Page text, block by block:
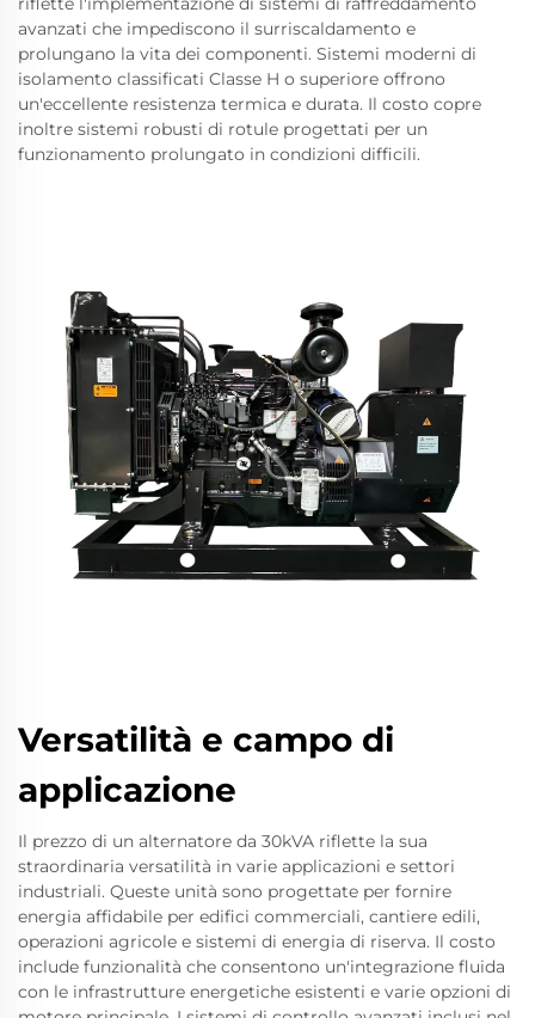
avanzati che impediscono il surriscaldamento e
prolungano la vita dei componenti. Sistemi moderni di
isolamento classificati Classe H o superiore offrono
un'eccellente resistenza termica e durata. Il costo copre
inoltre sistemi robusti di rotule progettati per un
funzionamento prolungato in condizioni difficili.
Versatilità e campo di
applicazione
Il prezzo di un alternatore da 30kVA riflette la sua
straordinaria versatilità in varie applicazioni e settori
industriali. Queste unità sono progettate per fornire
energia affidabile per edifici commerciali, cantiere edili,
operazioni agricole e sistemi di energia di riserva. Il costo
include funzionalità che consentono un'integrazione fluida
con le infrastrutture energetiche esistenti e varie opzioni di